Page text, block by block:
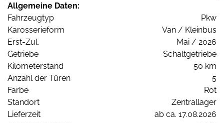
Allgemeine Daten:
Fahrzeugtyp
Pkw
Karosserieform
Van / Kleinbus
Erst-Zul.
Mai / 2026
Getriebe
Schaltgetriebe
Kilometerstand
50 km
Anzahl der Türen
5
Farbe
Rot
Standort
Zentrallager
Lieferzeit
ab ca. 17.08.2026